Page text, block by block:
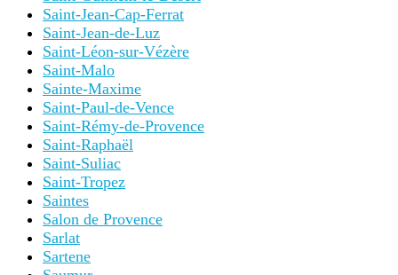
Saint-Jean-Cap-Ferrat
Saint-Jean-de-Luz
Saint-Léon-sur-Vézère
Saint-Malo
Sainte-Maxime
Saint-Paul-de-Vence
Saint-Rémy-de-Provence
Saint-Raphaël
Saint-Suliac
Saint-Tropez
Saintes
Salon de Provence
Sarlat
Sartene